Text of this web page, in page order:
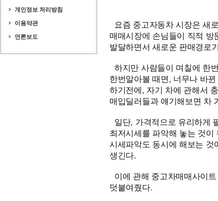
개인정보 처리방침
이용약관
언론보도
요즘 중고자동차 시장은 새
매매시장에 손님들이 직적
발달하면서 새로운 판매경로
하지만 사람들이 며칠에 한
한번알아볼 때면, 너무나 바
하기전에, 자기 차에 관해서
매입딜러들과 얘기해보면 차
일단, 가격적으로 유리하게
최저시세를 파악해 놓는 것
시세파악도 동시에 해보는
생긴다.
이에 관해 중고차매매사이
덧붙여줬다.